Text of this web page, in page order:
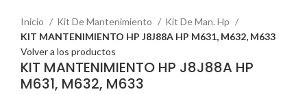
Inicio
Kit De Mantenimiento
Kit De Man. Hp
KIT MANTENIMIENTO HP J8J88A HP M631, M632, M633
Volver a los productos
KIT MANTENIMIENTO HP J8J88A HP
M631, M632, M633